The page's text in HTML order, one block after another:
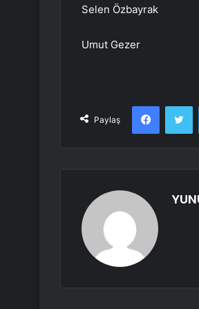
Selen Özbayrak
Umut Gezer
Paylaş